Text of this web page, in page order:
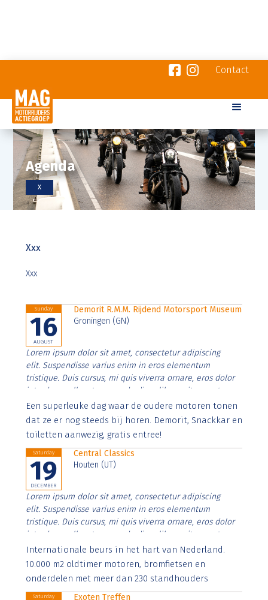
Contact
Agenda
X
Xxx
Xxx
Sunday
16
AUGUST
Demorit R.M.M. Rijdend Motorsport Museum
Groningen (GN)
Lorem ipsum dolor sit amet, consectetur adipiscing
elit. Suspendisse varius enim in eros elementum
tristique. Duis cursus, mi quis viverra ornare, eros dolor
interdum nulla, ut commodo diam libero vitae erat.
Aenean faucibus nibh et justo cursus id rutrum lorem
imperdiet. Nunc ut sem vitae risus tristique posuere.
Een superleuke dag waar de oudere motoren tonen
dat ze er nog steeds bij horen. Demorit, Snackkar en
toiletten aanwezig, gratis entree!
Saturday
19
DECEMBER
Central Classics
Houten (UT)
Lorem ipsum dolor sit amet, consectetur adipiscing
elit. Suspendisse varius enim in eros elementum
tristique. Duis cursus, mi quis viverra ornare, eros dolor
interdum nulla, ut commodo diam libero vitae erat.
Aenean faucibus nibh et justo cursus id rutrum lorem
imperdiet. Nunc ut sem vitae risus tristique posuere.
Internationale beurs in het hart van Nederland.
10.000 m2 oldtimer motoren, bromfietsen en
onderdelen met meer dan 230 standhouders
Saturday
Exoten Treffen